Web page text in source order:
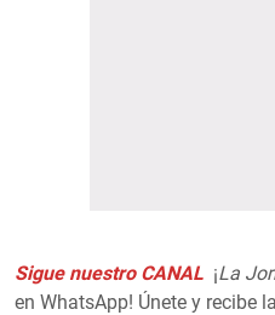
Sigue nuestro CANAL ¡La
en WhatsApp! Únete y recibe